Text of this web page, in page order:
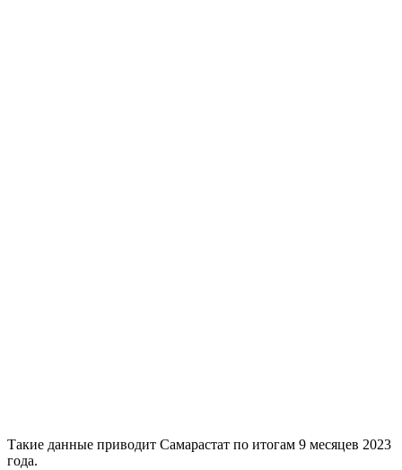
Такие данные приводит Самарастат по итогам 9 месяцев 2023
года.